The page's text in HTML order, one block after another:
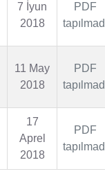
7 İyun
2018
PDF
11 May
2018
PDF
17
Aprel
2018
PDF